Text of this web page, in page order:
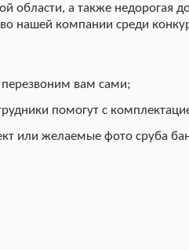
области, а также недорогая
нашей компании среди
перезвоним вам сами;
помогут с
или желаемые фото сруба